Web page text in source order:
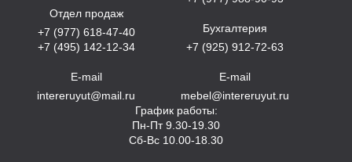
Отдел продаж
+7 (977) 618-47-40
+7 (495) 142-12-34
E-mail
intereruyut@mail.ru
Бухгалтерия
+7 (925) 912-72-63
E-mail
mebel@intereruyut.ru
График работы:
Пн-Пт 9.30-19.30
Сб-Вс 10.00-18.30